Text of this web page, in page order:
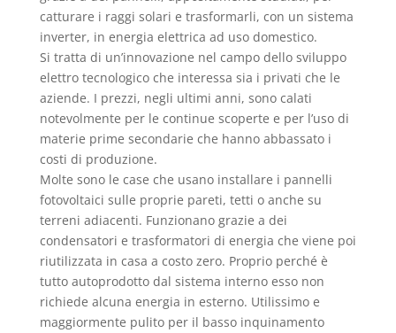
catturare i raggi solari e trasformarli, con un sistema
inverter, in energia elettrica ad uso domestico.
Si tratta di un’innovazione nel campo dello sviluppo
elettro tecnologico che interessa sia i privati che le
aziende. I prezzi, negli ultimi anni, sono calati
notevolmente per le continue scoperte e per l’uso di
materie prime secondarie che hanno abbassato i
costi di produzione.
Molte sono le case che usano installare i pannelli
fotovoltaici sulle proprie pareti, tetti o anche su
terreni adiacenti. Funzionano grazie a dei
condensatori e trasformatori di energia che viene poi
riutilizzata in casa a costo zero. Proprio perché è
tutto autoprodotto dal sistema interno esso non
richiede alcuna energia in esterno. Utilissimo e
maggiormente pulito per il basso inquinamento